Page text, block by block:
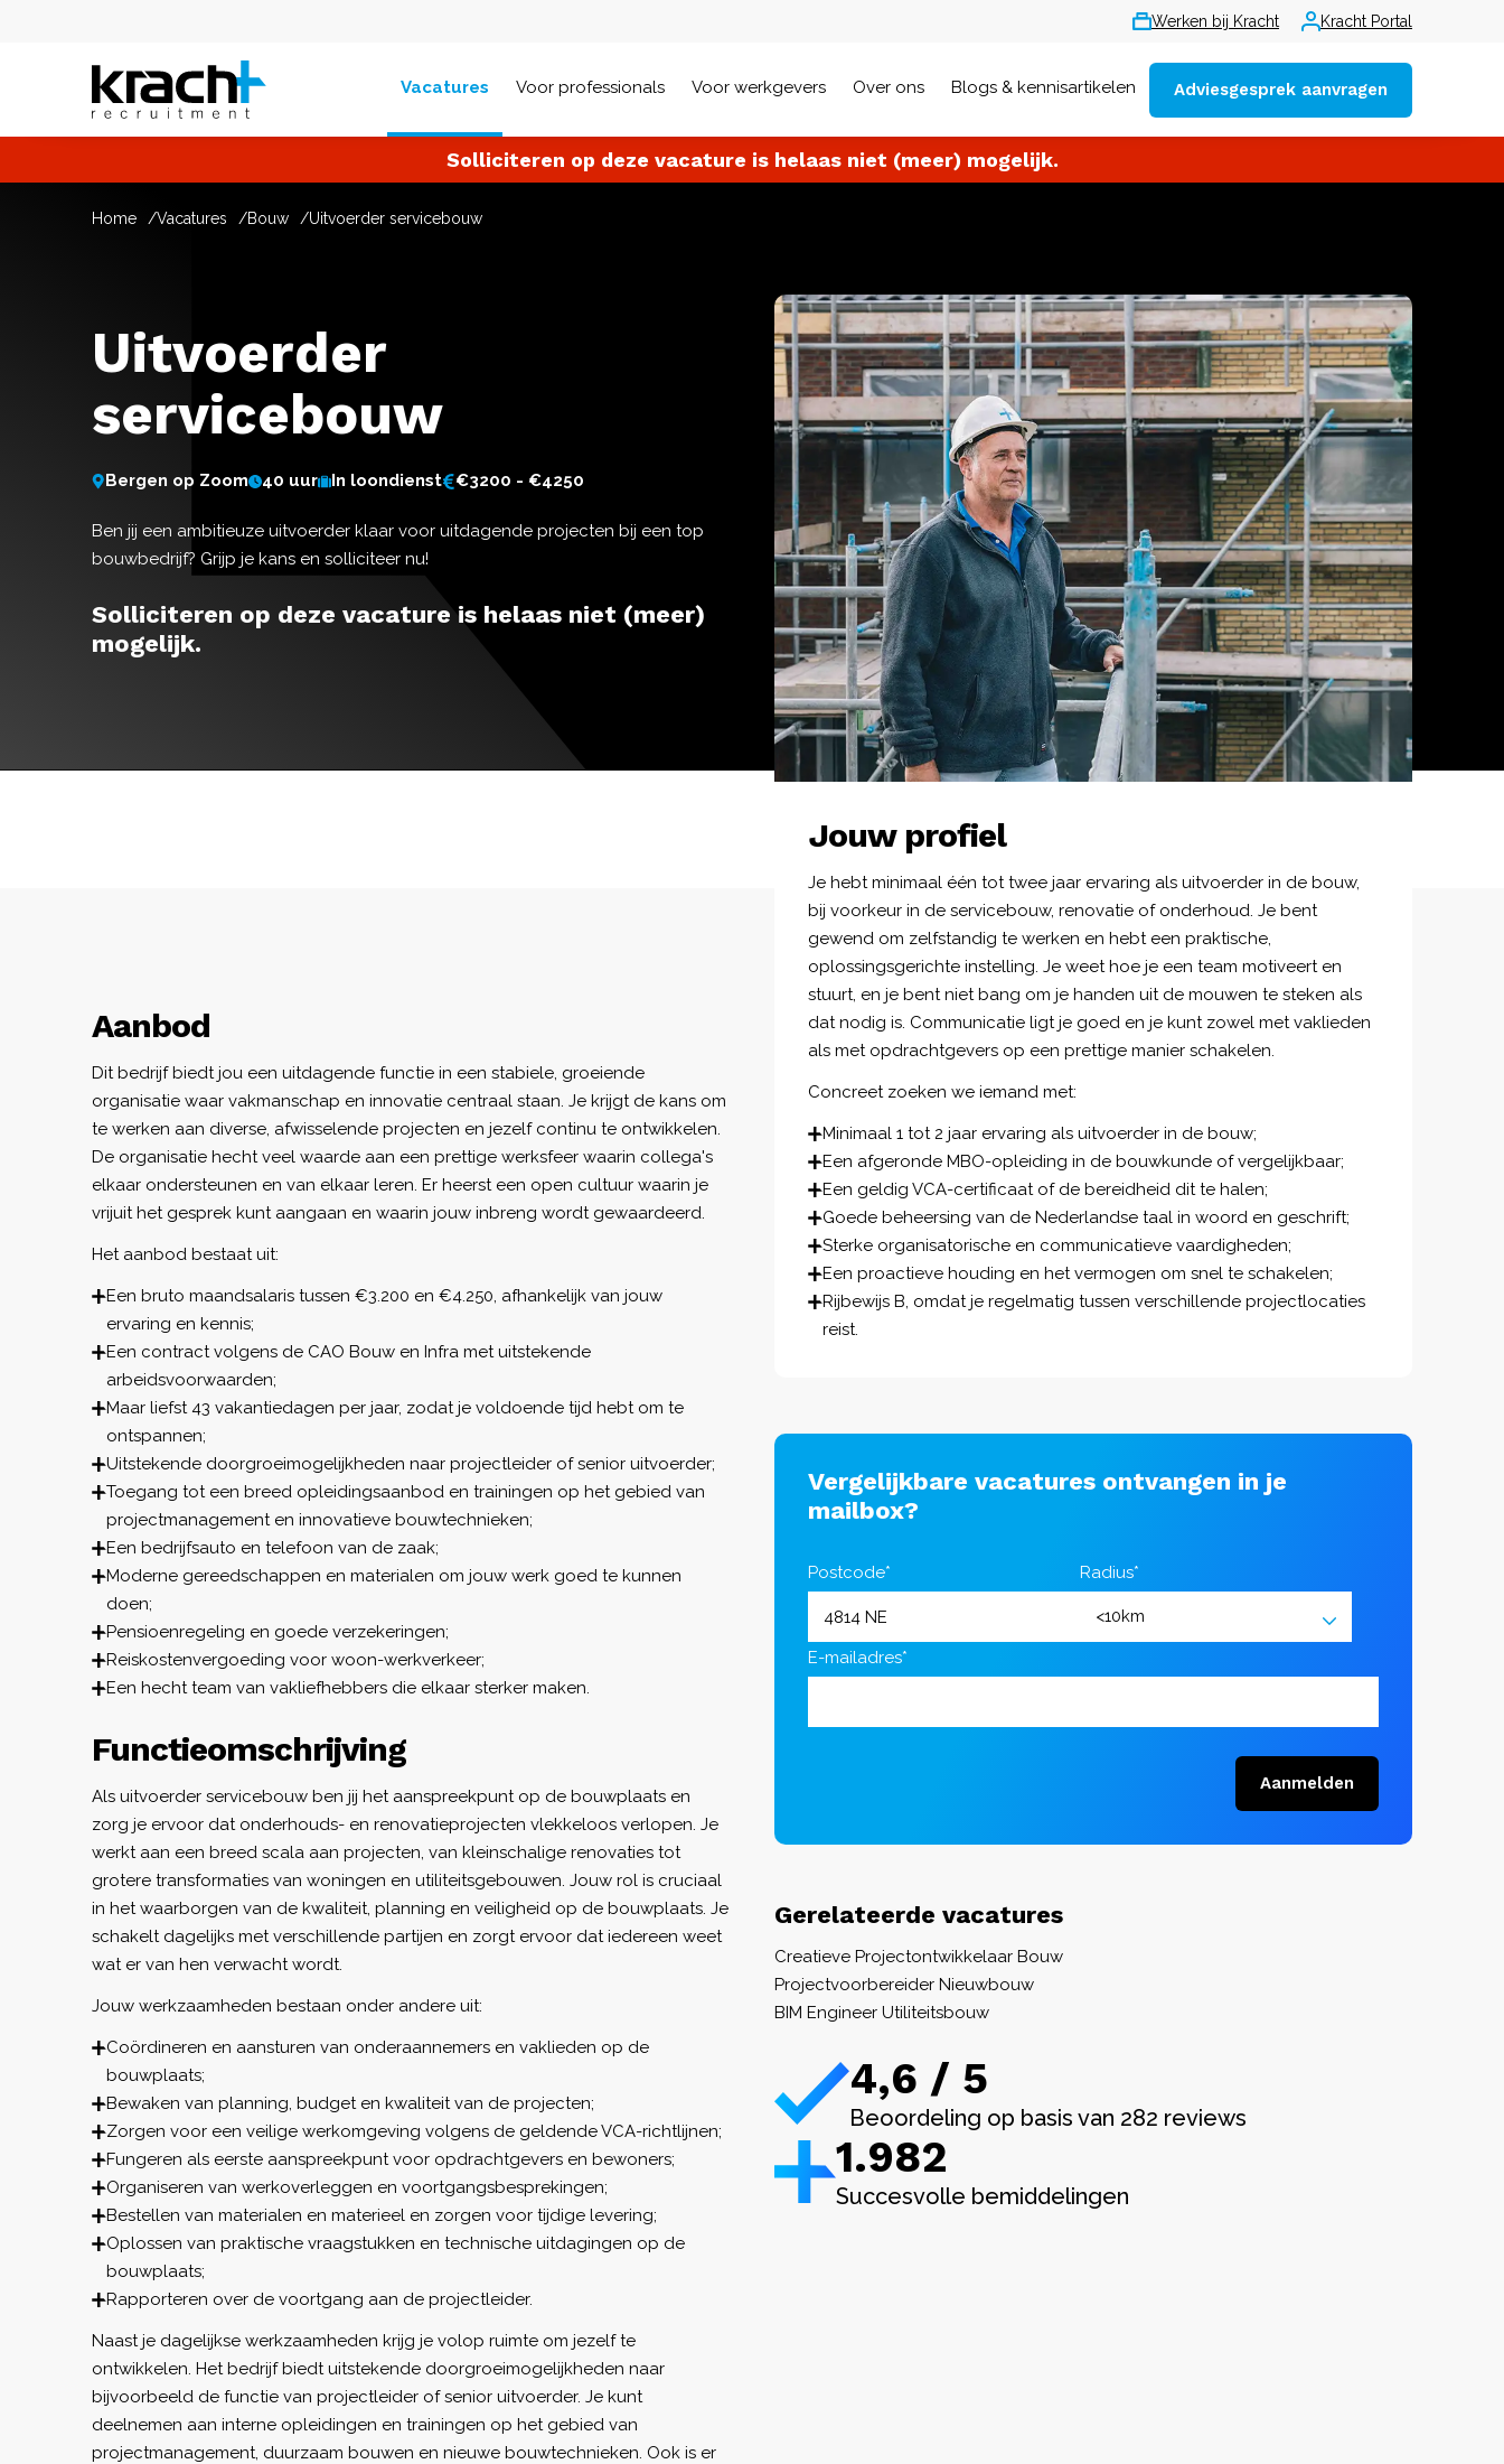
Werken bij Kracht Kracht Portal
Vacatures Voor professionals Voor werkgevers Over ons Blogs & kennisartikelen Adviesgesprek aanvragen
Solliciteren op deze vacature is helaas niet (meer) mogelijk.
Home Vacatures Bouw Uitvoerder servicebouw
Uitvoerder
servicebouw
Bergen op Zoom 40 uur In loondienst €3200 - €4250
Ben jij een ambitieuze uitvoerder klaar voor uitdagende projecten bij een top
bouwbedrijf? Grijp je kans en solliciteer nu!
Solliciteren op deze vacature is helaas niet (meer)
mogelijk.
Aanbod
Dit bedrijf biedt jou een uitdagende functie in een stabiele, groeiende
organisatie waar vakmanschap en innovatie centraal staan. Je krijgt de kans om
te werken aan diverse, afwisselende projecten en jezelf continu te ontwikkelen.
De organisatie hecht veel waarde aan een prettige werksfeer waarin collega's
elkaar ondersteunen en van elkaar leren. Er heerst een open cultuur waarin je
vrijuit het gesprek kunt aangaan en waarin jouw inbreng wordt gewaardeerd.
Het aanbod bestaat uit:
Een bruto maandsalaris tussen €3.200 en €4.250, afhankelijk van jouw
ervaring en kennis;
Een contract volgens de CAO Bouw en Infra met uitstekende
arbeidsvoorwaarden;
Maar liefst 43 vakantiedagen per jaar, zodat je voldoende tijd hebt om te
ontspannen;
Uitstekende doorgroeimogelijkheden naar projectleider of senior uitvoerder;
Toegang tot een breed opleidingsaanbod en trainingen op het gebied van
projectmanagement en innovatieve bouwtechnieken;
Een bedrijfsauto en telefoon van de zaak;
Moderne gereedschappen en materialen om jouw werk goed te kunnen
doen;
Pensioenregeling en goede verzekeringen;
Reiskostenvergoeding voor woon-werkverkeer;
Een hecht team van vakliefhebbers die elkaar sterker maken.
Functieomschrijving
Als uitvoerder servicebouw ben jij het aanspreekpunt op de bouwplaats en
zorg je ervoor dat onderhouds- en renovatieprojecten vlekkeloos verlopen. Je
werkt aan een breed scala aan projecten, van kleinschalige renovaties tot
grotere transformaties van woningen en utiliteitsgebouwen. Jouw rol is cruciaal
in het waarborgen van de kwaliteit, planning en veiligheid op de bouwplaats. Je
schakelt dagelijks met verschillende partijen en zorgt ervoor dat iedereen weet
wat er van hen verwacht wordt.
Jouw werkzaamheden bestaan onder andere uit:
Coördineren en aansturen van onderaannemers en vaklieden op de
bouwplaats;
Bewaken van planning, budget en kwaliteit van de projecten;
Zorgen voor een veilige werkomgeving volgens de geldende VCA-richtlijnen;
Fungeren als eerste aanspreekpunt voor opdrachtgevers en bewoners;
Organiseren van werkoverleggen en voortgangsbesprekingen;
Bestellen van materialen en materieel en zorgen voor tijdige levering;
Oplossen van praktische vraagstukken en technische uitdagingen op de
bouwplaats;
Rapporteren over de voortgang aan de projectleider.
Naast je dagelijkse werkzaamheden krijg je volop ruimte om jezelf te
ontwikkelen. Het bedrijf biedt uitstekende doorgroeimogelijkheden naar
bijvoorbeeld de functie van projectleider of senior uitvoerder. Je kunt
deelnemen aan interne opleidingen en trainingen op het gebied van
projectmanagement, duurzaam bouwen en nieuwe bouwtechnieken. Ook is er
Jouw profiel
Je hebt minimaal één tot twee jaar ervaring als uitvoerder in de bouw,
bij voorkeur in de servicebouw, renovatie of onderhoud. Je bent
gewend om zelfstandig te werken en hebt een praktische,
oplossingsgerichte instelling. Je weet hoe je een team motiveert en
stuurt, en je bent niet bang om je handen uit de mouwen te steken als
dat nodig is. Communicatie ligt je goed en je kunt zowel met vaklieden
als met opdrachtgevers op een prettige manier schakelen.
Concreet zoeken we iemand met:
Minimaal 1 tot 2 jaar ervaring als uitvoerder in de bouw;
Een afgeronde MBO-opleiding in de bouwkunde of vergelijkbaar;
Een geldig VCA-certificaat of de bereidheid dit te halen;
Goede beheersing van de Nederlandse taal in woord en geschrift;
Sterke organisatorische en communicatieve vaardigheden;
Een proactieve houding en het vermogen om snel te schakelen;
Rijbewijs B, omdat je regelmatig tussen verschillende projectlocaties
reist.
Vergelijkbare vacatures ontvangen in je
mailbox?
Postcode* Radius*
E-mailadres*
Aanmelden
Gerelateerde vacatures
Creatieve Projectontwikkelaar Bouw
Projectvoorbereider Nieuwbouw
BIM Engineer Utiliteitsbouw
4,6 / 5
Beoordeling op basis van 282 reviews
1.982
Succesvolle bemiddelingen